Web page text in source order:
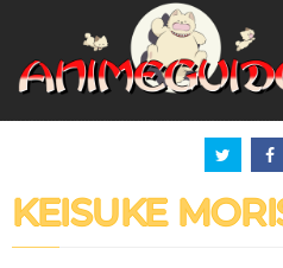
KEISUKE
Panneau de gestion des cookies